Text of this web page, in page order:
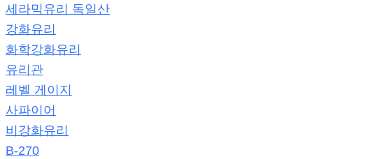
세라믹유리 독일산
강화유리
화학강화유리
유리관
레벨 게이지
사파이어
비강화유리
B-270